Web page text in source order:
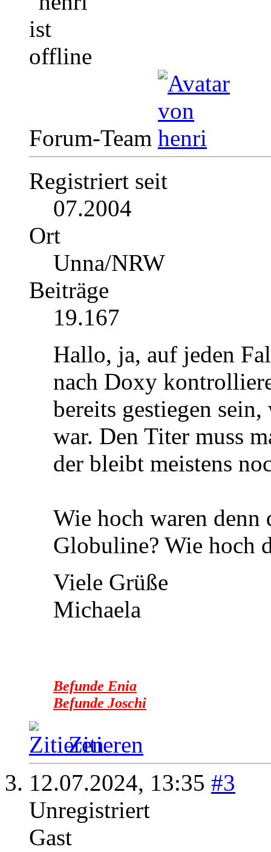
Forum-Team
Registriert seit
07.2004
Ort
Unna/NRW
Beiträge
19.167
Hallo, ja, auf jeden
nach Doxy
bereits gestiegen
war. Den Titer muss
der bleibt meistens
Wie hoch waren denn
Globuline? Wie hoch
Viele Grüße
Michaela
Befunde Enia
Befunde Joschi
Zitieren
12.07.2024, 13:35 #3
Unregistriert
Gast